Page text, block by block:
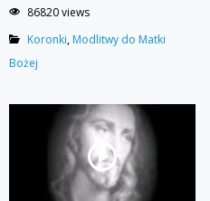
86820 views
Koronki,Modlitwy do Matki
Bożej